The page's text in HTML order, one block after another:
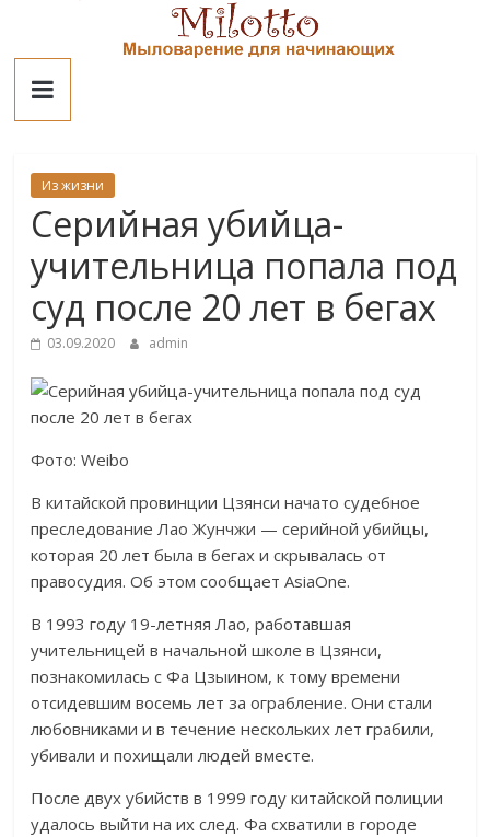
contentМилотто
Из жизни
Серийная убийца-
учительница попала под
суд после 20 лет в бегах
03.09.2020 admin
Фото: Weibo
В китайской провинции Цзянси начато судебное
преследование Лао Жунчжи — серийной убийцы,
которая 20 лет была в бегах и скрывалась от
правосудия. Об этом сообщает AsiaOne.
В 1993 году 19-летняя Лао, работавшая
учительницей в начальной школе в Цзянси,
познакомилась с Фа Цзыином, к тому времени
отсидевшим восемь лет за ограбление. Они стали
любовниками и в течение нескольких лет грабили,
убивали и похищали людей вместе.
После двух убийств в 1999 году китайской полиции
удалось выйти на их след. Фа схватили в городе